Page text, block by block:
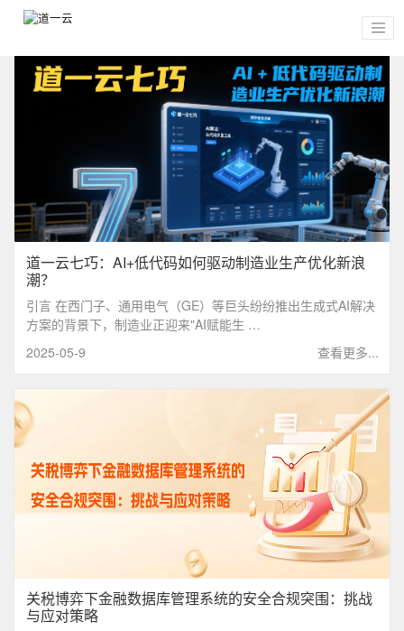
道一云七巧：AI+低代码如何驱动制造业生产优化新浪
潮？
引言 在西门子、通用电气（GE）等巨头纷纷推出生成式AI解决
方案的背景下，制造业正迎来"AI赋能生 …
查看更多...
2025-05-9
关税博弈下金融数据库管理系统的安全合规突围：挑战
与应对策略